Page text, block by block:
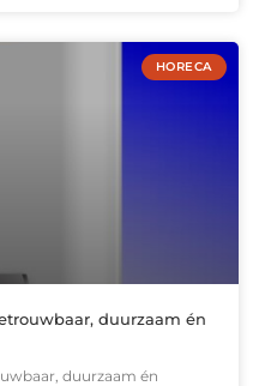
HORECA
duurzaam én
duurzaam én